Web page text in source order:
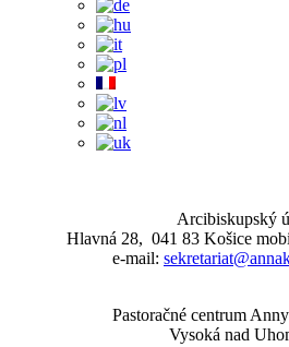
Arcibiskupský
Hlavná 28, 041 83 Košice
e-mail:
Pastoračné centrum
Vysoká nad